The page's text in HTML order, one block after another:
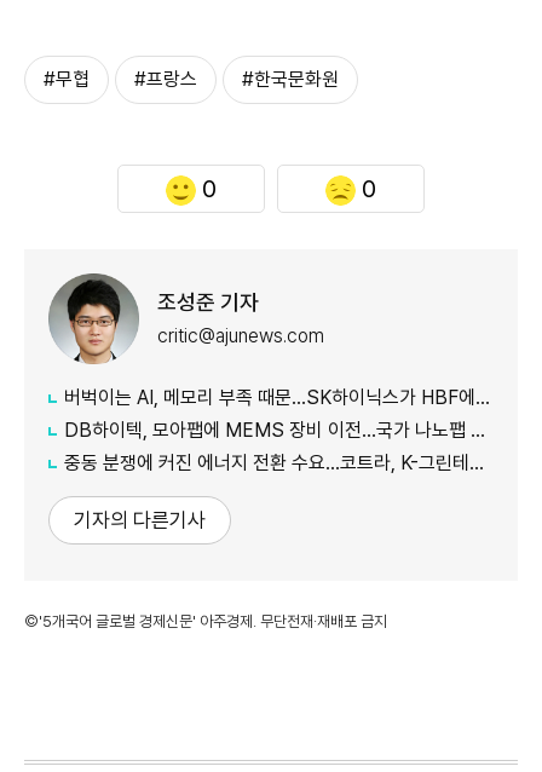
#무협 #프랑스 #한국문화원
0 0
조성준 기자
critic@ajunews.com
버벅이는 AI, 메모리 부족 때문…SK하이닉스가 HBF에 집중하는 이유
DB하이텍, 모아팹에 MEMS 장비 이전…국가 나노팹 공정 지원
중동 분쟁에 커진 에너지 전환 수요…코트라, K-그린테크 수출길 넓힌다
기자의 다른기사
©'5개국어 글로벌 경제신문' 아주경제. 무단전재·재배포 금지